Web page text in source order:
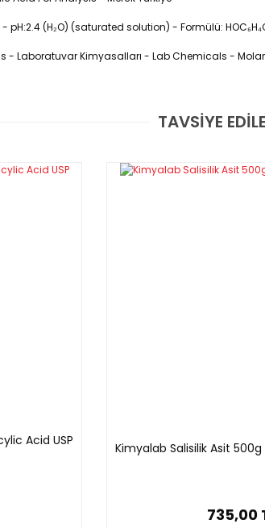
- pH:2.4 (H₂O) (saturated solution) - Formülü:
- Laboratuvar Kimyasalları - Lab Chemicals -
Bu ürüne ilk
Yorum
TAVSİYE
Acid USP Kimyalab Salisilik Asit
735,00